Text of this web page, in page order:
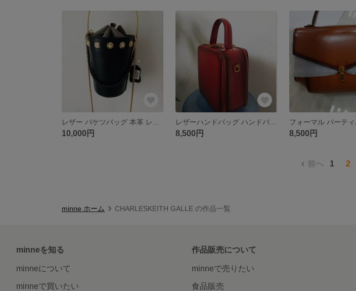
10,000円
レザーハンドバッグ ハンドバッグ 本革 レディース/ショルダーバッグ
8,500円 8,500円
前へ 1 2
minne ホーム CHARLESKEITH GALLE の作品一覧
minneを知る
minneについて
minneで買いたい
作品販売について
minneで売りたい
食品販売